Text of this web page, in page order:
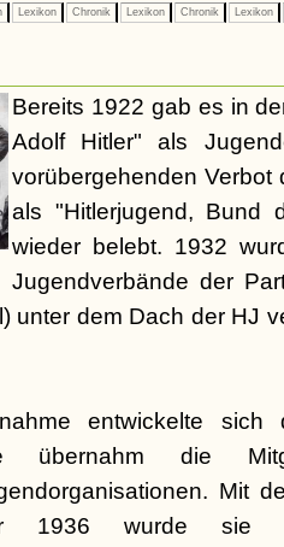
Lexikon Chronik Lexikon Chronik Lexikon
Bereits 1922 gab es in
Adolf Hitler" als
vorübergehenden Verbot
als "Hitlerjugend, Bund
wieder belebt. 1932
Jugendverbände der
unter dem Dach der HJ
entwickelte
übernahm die
Mit
1936 wurde sie